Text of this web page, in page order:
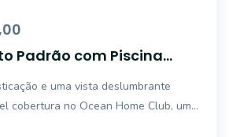
Padrão com Piscina
e uma vista deslumbrante
cobertura no Ocean Home Club, um